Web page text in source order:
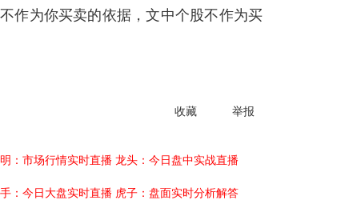
为你买卖的依据，文中个股不作为买
收藏 举报
：市场行情实时直播 龙头：今日盘中实战直播
：今日大盘实时直播 虎子：盘面实时分析解答